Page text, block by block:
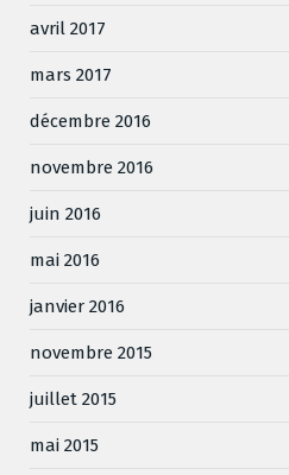
avril 2017
mars 2017
décembre 2016
novembre 2016
juin 2016
mai 2016
janvier 2016
novembre 2015
juillet 2015
mai 2015